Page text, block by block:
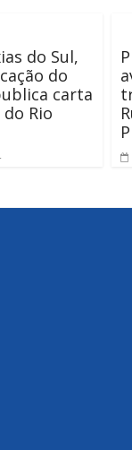
do Sul,
do
carta
Rio